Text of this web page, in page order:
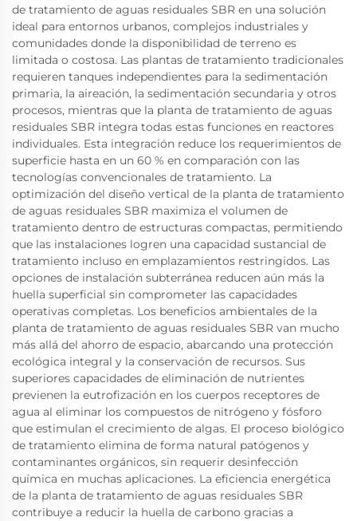
de tratamiento de aguas residuales SBR en una solución
ideal para entornos urbanos, complejos industriales y
comunidades donde la disponibilidad de terreno es
limitada o costosa. Las plantas de tratamiento tradicionales
requieren tanques independientes para la sedimentación
primaria, la aireación, la sedimentación secundaria y otros
procesos, mientras que la planta de tratamiento de aguas
residuales SBR integra todas estas funciones en reactores
individuales. Esta integración reduce los requerimientos de
superficie hasta en un 60 % en comparación con las
tecnologías convencionales de tratamiento. La
optimización del diseño vertical de la planta de tratamiento
de aguas residuales SBR maximiza el volumen de
tratamiento dentro de estructuras compactas, permitiendo
que las instalaciones logren una capacidad sustancial de
tratamiento incluso en emplazamientos restringidos. Las
opciones de instalación subterránea reducen aún más la
huella superficial sin comprometer las capacidades
operativas completas. Los beneficios ambientales de la
planta de tratamiento de aguas residuales SBR van mucho
más allá del ahorro de espacio, abarcando una protección
ecológica integral y la conservación de recursos. Sus
superiores capacidades de eliminación de nutrientes
previenen la eutrofización en los cuerpos receptores de
agua al eliminar los compuestos de nitrógeno y fósforo
que estimulan el crecimiento de algas. El proceso biológico
de tratamiento elimina de forma natural patógenos y
contaminantes orgánicos, sin requerir desinfección
química en muchas aplicaciones. La eficiencia energética
de la planta de tratamiento de aguas residuales SBR
contribuye a reducir la huella de carbono gracias a